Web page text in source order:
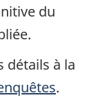
du
détails à la
.